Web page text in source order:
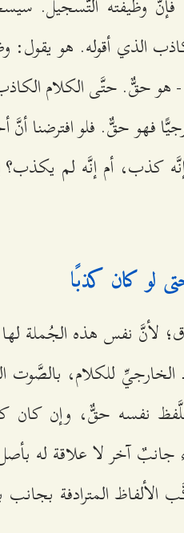
الذي أقوله. هو يقول:
هو حقٌّ. حتَّى الكلام
فهو حقٌّ. فلو افترضنا
كذب، أم إنَّه لم
لو كان كذبًا
لأنَّ نفس هذه الجُملة
الخارجيِّ للكلام،
نفسه حقٌّ، وإن كان كذبًا
جانبٌ آخر لا علاقة له
الألفاظ المترادفة